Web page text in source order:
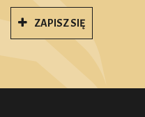
ZAPISZ SIĘ